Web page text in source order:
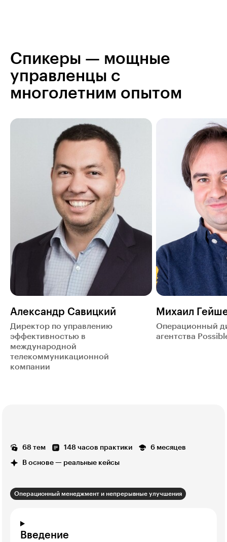
Спикеры — мощные
управленцы с
многолетним опытом
Александр Савицкий
Директор по управлению
эффективностью в
международной
телекоммуникационной
компании
Михаил
Операционный
агентства
68 тем 148 часов практики 6 месяцев
В основе — реальные кейсы
Операционный менеджмент и непрерывные улучшения
Введение